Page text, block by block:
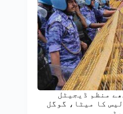
منظم ڈیجیٹل
کا میٹا، گوگل